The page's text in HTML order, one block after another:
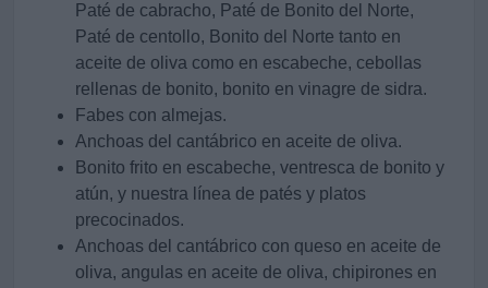
Paté de cabracho, Paté de Bonito del Norte,
Paté de centollo, Bonito del Norte tanto en
aceite de oliva como en escabeche, cebollas
rellenas de bonito, bonito en vinagre de sidra.
Fabes con almejas.
Anchoas del cantábrico en aceite de oliva.
Bonito frito en escabeche, ventresca de bonito y
atún, y nuestra línea de patés y platos
precocinados.
Anchoas del cantábrico con queso en aceite de
oliva, angulas en aceite de oliva, chipirones en